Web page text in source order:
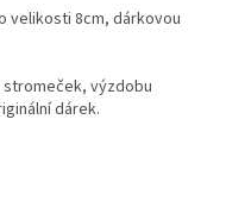
velikosti 8cm, dárkovou
stromeček, výzdobu
dárek.